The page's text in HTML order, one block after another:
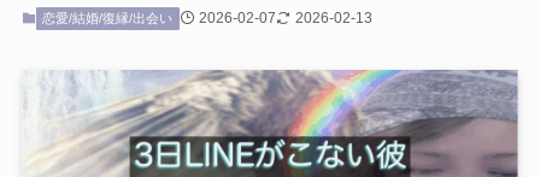
恋愛/結婚/復縁/出会い 2026-02-07 2026-02-13